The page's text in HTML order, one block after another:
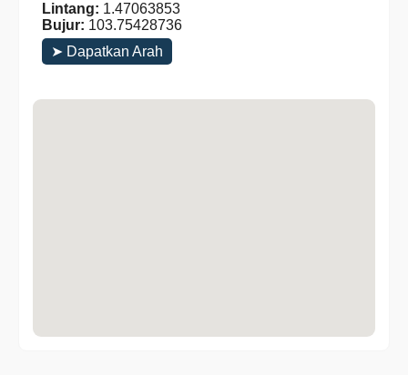
Lintang: 1.47063853
Bujur: 103.75428736
➤ Dapatkan Arah